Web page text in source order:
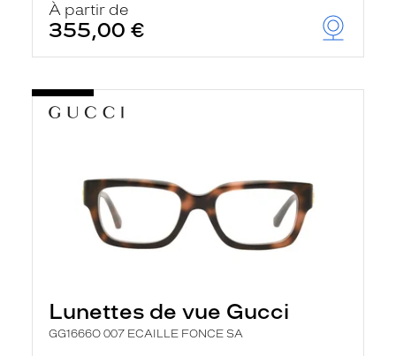
À partir de
355,00 €
Lunettes de vue Gucci
GG1666O 007 ECAILLE FONCE SA